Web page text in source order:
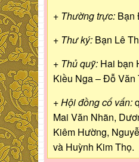
+ Thường trực: Bạn
+ Thư ký: Bạn Lê
+ Thủ quỹ: Hai bạn
Kiều Nga – Đỗ Văn
+ Hội đồng cố vấn:
Mai Văn Nhãn,
Kiêm Hường,
và Huỳnh Kim Thọ.